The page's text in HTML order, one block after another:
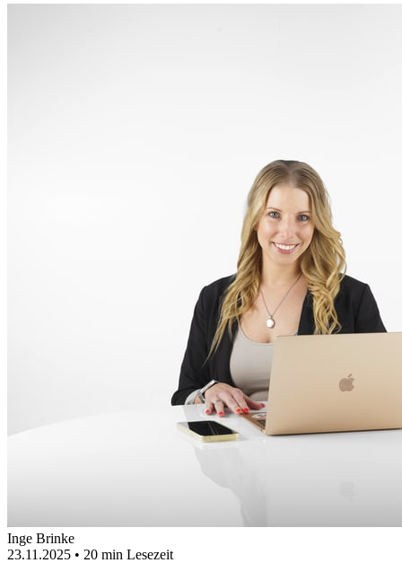
Inge Brinke
23.11.2025 • 20 min Lesezeit